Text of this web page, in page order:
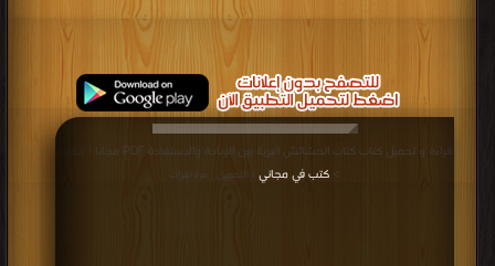
قراءة و تحميل كتاب كتاب الحشائش البرية بين الإبادة والاستفادة PDF مجانا | مكتبة
> كتب في مجاني | التحميل : مرة/مرات